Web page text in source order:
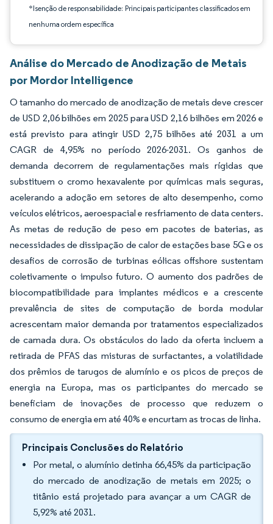
*Isenção de responsabilidade: Principais participantes classificados em
nenhuma ordem específica
Análise do Mercado de Anodização de Metais
por Mordor Intelligence
O tamanho do mercado de anodização de metais deve crescer
de USD 2,06 bilhões em 2025 para USD 2,16 bilhões em 2026 e
está previsto para atingir USD 2,75 bilhões até 2031 a um
CAGR de 4,95% no período 2026-2031. Os ganhos de
demanda decorrem de regulamentações mais rígidas que
substituem o cromo hexavalente por químicas mais seguras,
acelerando a adoção em setores de alto desempenho, como
veículos elétricos, aeroespacial e resfriamento de data centers.
As metas de redução de peso em pacotes de baterias, as
necessidades de dissipação de calor de estações base 5G e os
desafios de corrosão de turbinas eólicas offshore sustentam
coletivamente o impulso futuro. O aumento dos padrões de
biocompatibilidade para implantes médicos e a crescente
prevalência de sites de computação de borda modular
acrescentam maior demanda por tratamentos especializados
de camada dura. Os obstáculos do lado da oferta incluem a
retirada de PFAS das misturas de surfactantes, a volatilidade
dos prêmios de tarugos de alumínio e os picos de preços de
energia na Europa, mas os participantes do mercado se
beneficiam de inovações de processo que reduzem o
consumo de energia em até 40% e encurtam as trocas de linha.
Principais Conclusões do Relatório
Por metal, o alumínio detinha 66,45% da participação
do mercado de anodização de metais em 2025; o
titânio está projetado para avançar a um CAGR de
5,92% até 2031.